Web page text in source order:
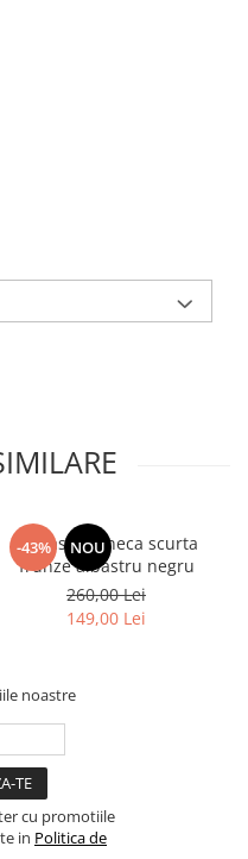
-43% NOU
camasa maneca scurta
frunze albastru negru
260,00 Lei
149,00 Lei
noastre
cu promotiile
in Politica de